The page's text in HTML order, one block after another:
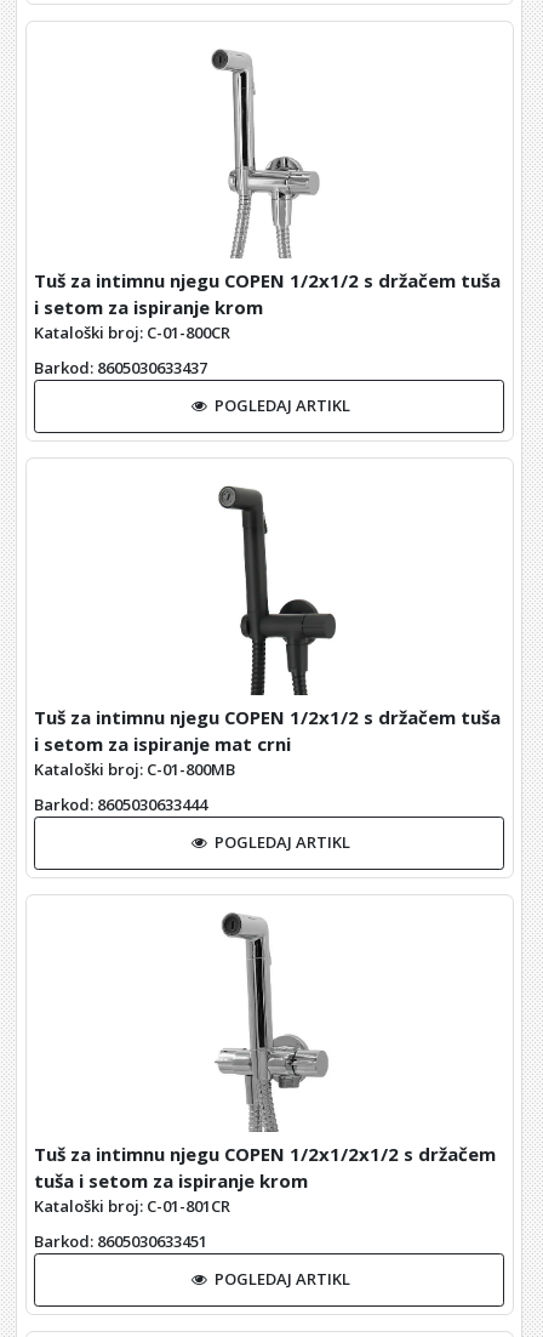
Tuš za intimnu njegu COPEN 1/2x1/2 s držačem tuša
i setom za ispiranje krom
Kataloški broj: C-01-800CR
Barkod: 8605030633437
POGLEDAJ ARTIKL
Tuš za intimnu njegu COPEN 1/2x1/2 s držačem tuša
i setom za ispiranje mat crni
Kataloški broj: C-01-800MB
Barkod: 8605030633444
POGLEDAJ ARTIKL
Tuš za intimnu njegu COPEN 1/2x1/2x1/2 s držačem
tuša i setom za ispiranje krom
Kataloški broj: C-01-801CR
Barkod: 8605030633451
POGLEDAJ ARTIKL